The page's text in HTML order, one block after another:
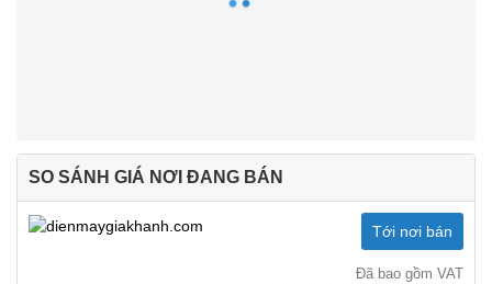
SO SÁNH GIÁ NƠI ĐANG BÁN
Tới nơi bán
Đã bao gồm VAT